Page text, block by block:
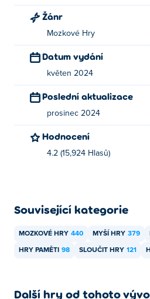
Jak mohu hrát Blob Drop
Mohu hrát Blob Drop na
Blob Drop lze hrát na počítači a
Žánr
Mozkové Hry
Datum vydání
květen 2024
Poslední aktualizace
prosinec 2024
Hodnocení
4.2 (15,924 Hlasů)
Související kategorie
MOZKOVÉ HRY 440 MYŠÍ HRY 379
HRY PAMĚTI 98 SLOUČIT HRY 121
Další hry od tohoto